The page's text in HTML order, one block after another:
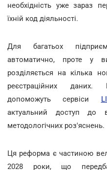
необхідність уже зараз
їхній код діяльності.
Для багатьох
автоматично, проте у
розділяється на кілька
реєстраційних
допоможуть сервіси
актуальний доступ до
методологічних роз'яснень.
Ця реформа є частиною
2028 роки, що